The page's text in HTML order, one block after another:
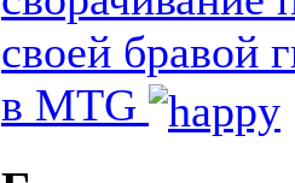
своей бравой
в MTG